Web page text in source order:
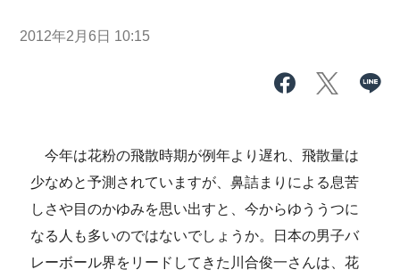
2012年2月6日 10:15
今年は花粉の飛散時期が例年より遅れ、飛散量は
少なめと予測されていますが、鼻詰まりによる息苦
しさや目のかゆみを思い出すと、今からゆううつに
なる人も多いのではないでしょうか。日本の男子バ
レーボール界をリードしてきた川合俊一さんは、花